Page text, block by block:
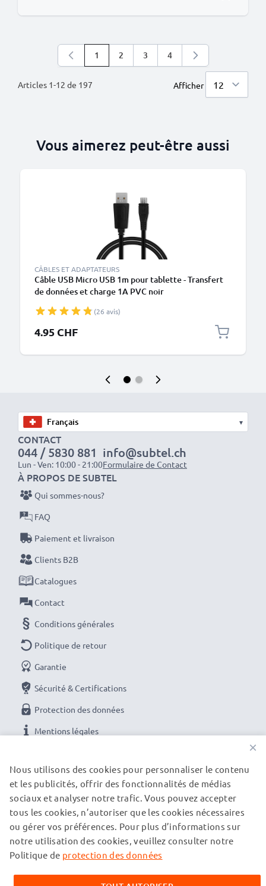
Articles 1-12 de 197
Vous lisez actuellement la page
1 Page
2 Page
3 Page
4
Afficher
Vous aimerez peut-être aussi
CÂBLES ET ADAPTATEURS
Câble USB Micro USB 1m pour tablette - Transfert
de données et charge 1A PVC noir
(26 avis)
4.95 CHF
▾
CONTACT
044 / 5830 881
Lun - Ven: 10:00 - 21:00
info@subtel.ch
Formulaire de Contact
NOS OPTIONS DE PAIEMENT
À PROPOS DE SUBTEL
Qui sommes-nous?
FAQ
Paiement et livraison
Clients B2B
Catalogues
Contact
Conditions générales
Politique de retour
Garantie
Sécurité & Certifications
Protection des données
Mentions légales
NOS PARTENAIRES DE LIVRAISON
© subtel.ch 2026
Veuillez noter que toutes les marques citées sont des
×
Nous utilisons des cookies pour personnaliser le contenu
et les publicités, offrir des fonctionnalités de médias
sociaux et analyser notre trafic. Vous pouvez accepter
tous les cookies, n’autoriser que les cookies nécessaires
ou gérer vos préférences. Pour plus d’informations sur
notre utilisation des cookies, veuillez consulter notre
Politique de protection des données